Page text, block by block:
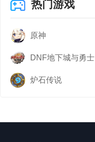
热门游戏
原神
DNF地下城与勇士
炉石传说